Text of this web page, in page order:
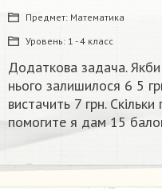
Предмет: Математика
Уровень: 1 - 4 класс
Додаткова задача.
нього залишилося 6 5
вистачить 7 грн.
помогите я дам 15